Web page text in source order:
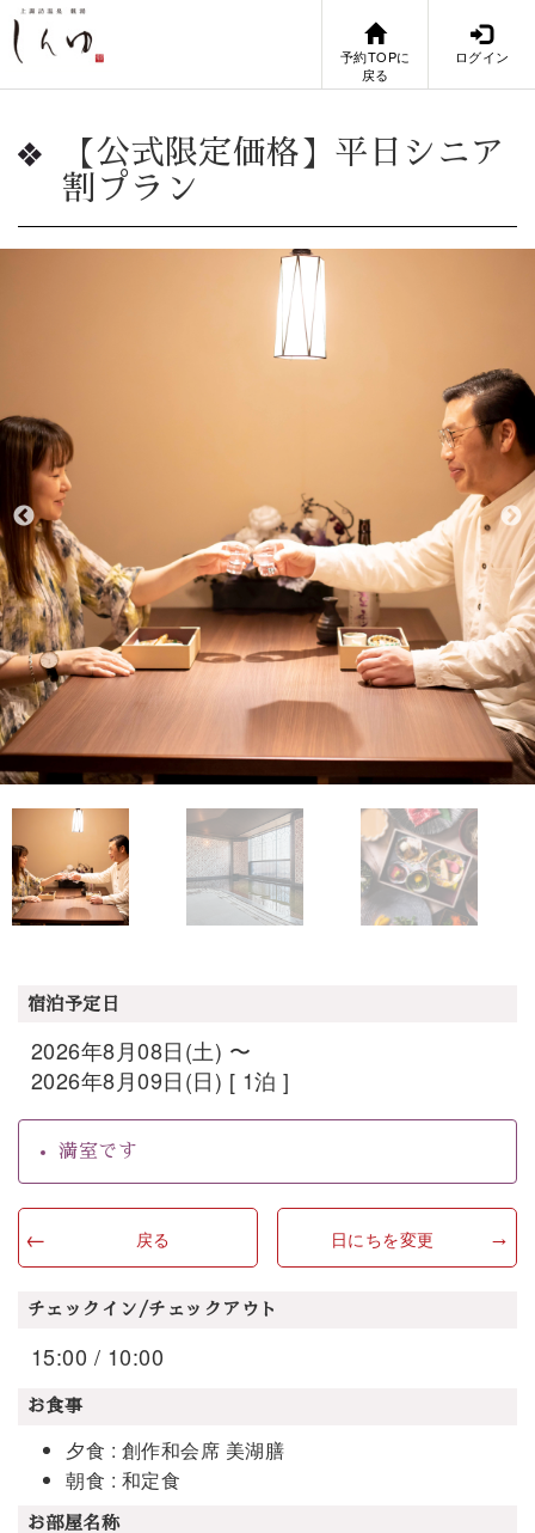
予約TOPに
戻る
ログイン
【公式限定価格】平日シニア
割プラン
宿泊予定日
2026年8月08日(土) 〜
2026年8月09日(日) [ 1泊 ]
満室です
戻る 日にちを変更
チェックイン/チェックアウト
15:00 / 10:00
お食事
夕食 : 創作和会席 美湖膳
朝食 : 和定食
お部屋名称